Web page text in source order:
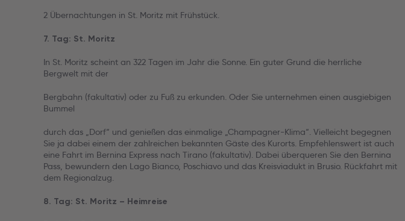
2 Übernachtungen in St. Moritz mit Frühstück.
7. Tag: St. Moritz
In St. Moritz scheint an 322 Tagen im Jahr die Sonne. Ein guter Grund die herrliche
Bergwelt mit der
Bergbahn (fakultativ) oder zu Fuß zu erkunden. Oder Sie unternehmen einen ausgiebigen
Bummel
durch das „Dorf“ und genießen das einmalige „Champagner-Klima“. Vielleicht begegnen
Sie ja dabei einem der zahlreichen bekannten Gäste des Kurorts. Empfehlenswert ist auch
eine Fahrt im Bernina Express nach Tirano (fakultativ). Dabei überqueren Sie den Bernina
Pass, bewundern den Lago Bianco, Poschiavo und das Kreisviadukt in Brusio. Rückfahrt mit
dem Regionalzug.
8. Tag: St. Moritz – Heimreise